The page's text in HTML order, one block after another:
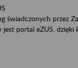
przez
portal eZUS, dzięki